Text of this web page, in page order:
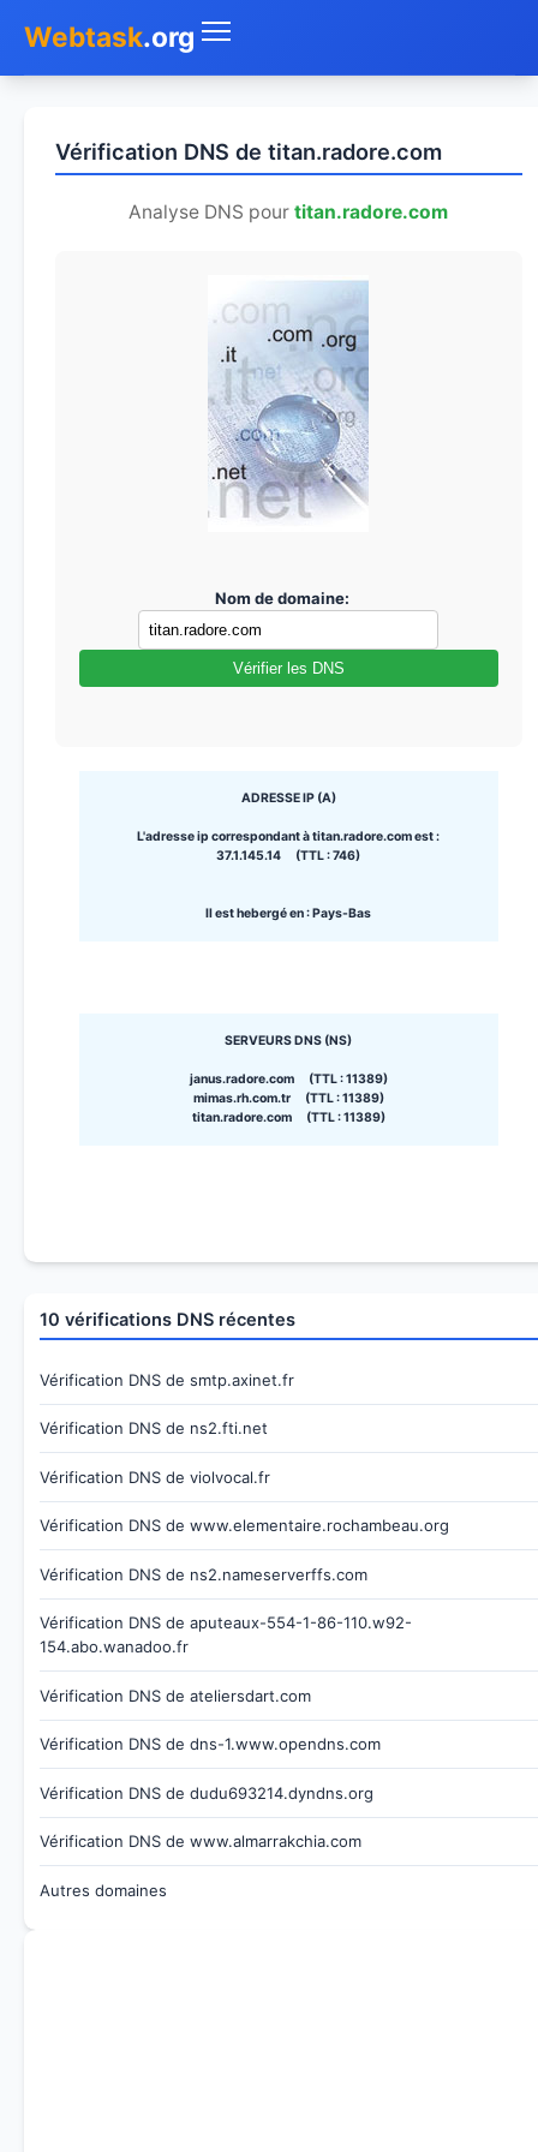
Webtask.org
Whois
Vérification DNS de titan.radore.com
Analyse DNS pourtitan.radore.com
Nom de domaine:
Vérifier les DNS
ADRESSE IP (A)
L'adresse ip correspondant à titan.radore.com est :
37.1.145.14 (TTL : 746)
Il est hebergé en : Pays-Bas
SERVEURS DNS (NS)
janus.radore.com (TTL : 11389)
mimas.rh.com.tr (TTL : 11389)
titan.radore.com (TTL : 11389)
10 vérifications DNS récentes
Vérification DNS de smtp.axinet.fr
Vérification DNS de ns2.fti.net
Vérification DNS de violvocal.fr
Vérification DNS de www.elementaire.rochambeau.org
Vérification DNS de ns2.nameserverffs.com
Vérification DNS de aputeaux-554-1-86-110.w92-
154.abo.wanadoo.fr
Vérification DNS de ateliersdart.com
Vérification DNS de dns-1.www.opendns.com
Vérification DNS de dudu693214.dyndns.org
Vérification DNS de www.almarrakchia.com
Autres domaines